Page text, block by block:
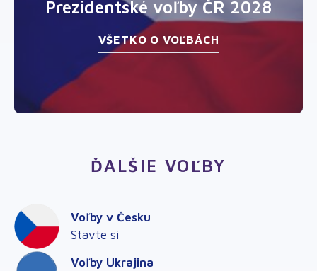
Prezidentské voľby ČR 2028
VŠETKO O VOĽBÁCH
ĎALŠIE VOĽBY
Voľby v Česku
Stavte si
Voľby Ukrajina